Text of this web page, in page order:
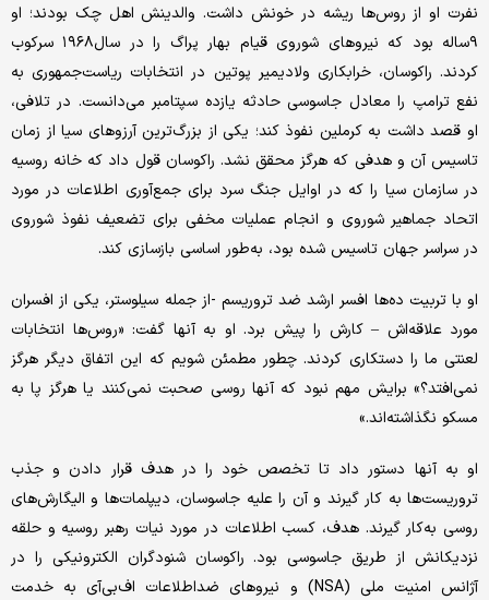
نفرت او از روس‌ها ریشه در خونش داشت. والدینش اهل چک بودند؛ او
۹ساله بود که نیروهای شوروی قیام بهار پراگ را در سال۱۹۶۸ سرکوب
کردند. راکوسان، خرابکاری ولادیمیر پوتین در انتخابات ریاست‌جمهوری به
نفع ترامپ را معادل جاسوسی حادثه یازده سپتامبر می‌دانست. در تلافی،
او قصد داشت به کرملین نفوذ کند؛ یکی از بزرگ‌ترین آرزوهای سیا از زمان
تاسیس آن و هدفی که هرگز محقق نشد. راکوسان قول داد که خانه روسیه
در سازمان سیا را که در اوایل جنگ سرد برای جمع‌آوری اطلاعات در مورد
اتحاد جماهیر شوروی و انجام عملیات مخفی برای تضعیف نفوذ شوروی
در سراسر جهان تاسیس شده بود، به‌طور اساسی بازسازی کند.
او با تربیت ده‌ها افسر ارشد ضد تروریسم -از جمله سیلوستر، یکی از افسران
مورد علاقه‌اش – کارش را پیش برد. او به آنها گفت: «روس‌ها انتخابات
لعنتی ما را دستکاری کردند. چطور مطمئن شویم که این اتفاق دیگر هرگز
نمی‌افتد؟» برایش مهم نبود که آنها روسی صحبت نمی‌کنند یا هرگز پا به
مسکو نگذاشته‌اند.»
او به آنها دستور داد تا تخصص خود را در هدف قرار دادن و جذب
تروریست‌ها به کار گیرند و آن را علیه جاسوسان، دیپلمات‌ها و الیگارش‌های
روسی به‌کار گیرند. هدف، کسب اطلاعات در مورد نیات رهبر روسیه و حلقه
نزدیکانش از طریق جاسوسی بود. راکوسان شنودگران الکترونیکی را در
آژانس امنیت ملی (NSA) و نیروهای ضداطلاعات اف‌بی‌آی به خدمت